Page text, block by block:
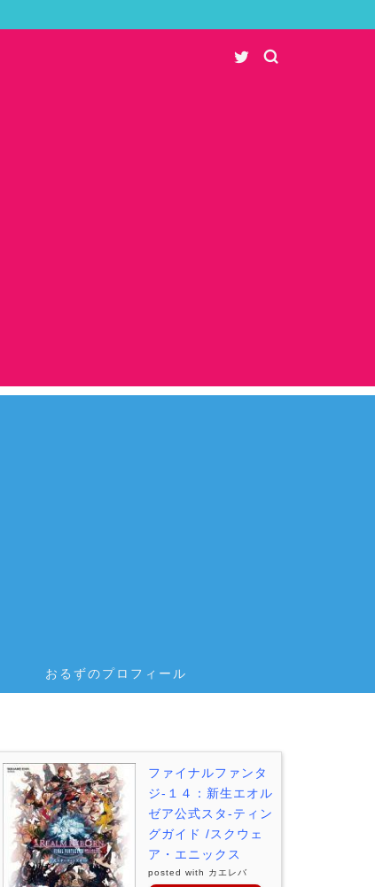
おるずのプロフィール
ファイナルファンタ
ジ-１４：新生エオル
ゼア公式スタ-ティン
グガイド /スクウェ
ア・エニックス
posted with カエレバ